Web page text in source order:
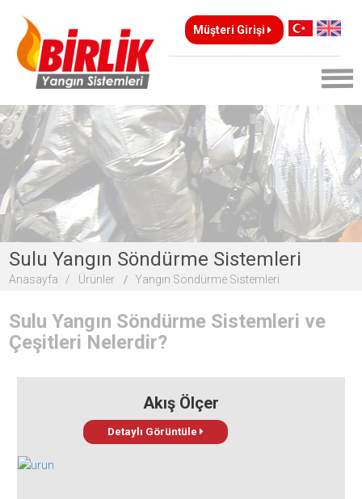
Müşteri Girişi
Sulu Yangın Söndürme Sistemleri
Anasayfa / Ürünler
Yangın Söndürme Sistemleri
Sulu Yangın Söndürme Sistemleri ve
Çeşitleri Nelerdir?
Akış Ölçer
Detaylı Görüntüle